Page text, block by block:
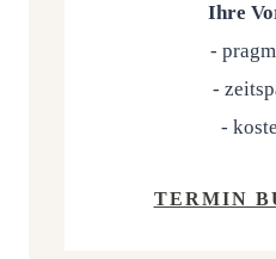
Ihre
-
-
-
TER­MIN